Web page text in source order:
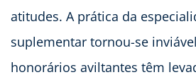
atitudes. A prática da
suplementar tornou-se
honorários aviltantes têm